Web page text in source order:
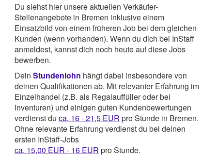
Du siehst hier unsere aktuellen Verkäufer-
Stellenangebote in Bremen inklusive einem
Einsatzbild von einem früheren Job bei dem gleichen
Kunden (wenn vorhanden). Wenn du dich bei InStaff
anmeldest, kannst dich noch heute auf diese Jobs
bewerben.
Dein Stundenlohn hängt dabei insbesondere von
deinen Qualifikationen ab. Mit relevanter Erfahrung im
Einzelhandel (z.B. als Regalauffüller oder bei
Inventuren) und einigen guten Kundenbewertungen
verdienst du ca. 16 - 21,5 EUR pro Stunde in Bremen.
Ohne relevante Erfahrung verdienst du bei deinen
ersten InStaff-Jobs
ca. 15,00 EUR - 16 EUR pro Stunde.